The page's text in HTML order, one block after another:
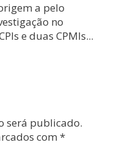
a pelo
no
e duas CPMIs...
será publicado.
com *